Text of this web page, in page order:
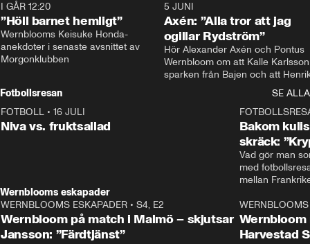
I GÅR 12:20
”Höll barnet hemligt”
Wernblooms Keisuke Honda-
anekdoter i senaste avsnittet av
Morgonklubben
5 JUNI
Axén: ”Alla tror att jag
ogillar Rydström”
Hör Alexander Axén och Pontus
Wernbloom om att Kalle
sparken från Bajen och att
Fotbollsresan
SE ALLA
FOTBOLL • 16 JULI
Niva vs. fruktsallad
Bakom
skräck:
Vad gör man
med
Wernblooms eskapader
WERNBLOOMS ESKAPADER • S4, E2
Wernbloom på match i Malmö – skjutsar
Jansson: ”Färdtjänst”
Harvestad